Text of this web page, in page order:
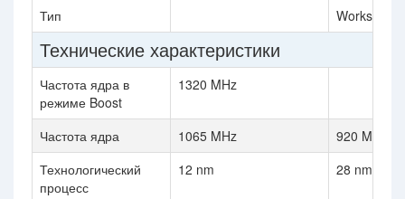
Тип
Workstation
Технические характеристики
Частота ядра в
режиме Boost
1320 MHz
Частота ядра 1065 MHz
920 MHz
Технологический
процесс
12 nm 28 nm